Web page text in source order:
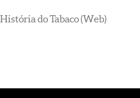
do Tabaco (Web)